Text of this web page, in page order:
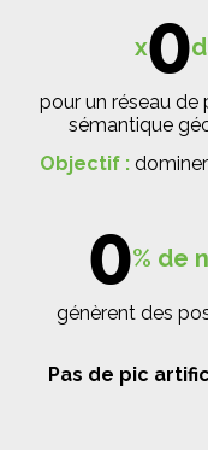
x0
pour un réseau
sémantique
Objectif :
0% de
génèrent des
Pas de pic